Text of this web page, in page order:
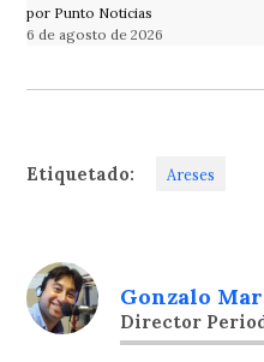
por Punto Noticias
6 de agosto de 2026
Etiquetado: Areses
Gonzalo
Director